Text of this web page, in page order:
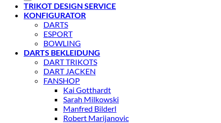
TRIKOT DESIGN SERVICE
KONFIGURATOR
DARTS
ESPORT
BOWLING
DARTS BEKLEIDUNG
DART TRIKOTS
DART JACKEN
FANSHOP
Kai Gotthardt
Sarah Milkowski
Manfred Bilderl
Robert Marijanovic